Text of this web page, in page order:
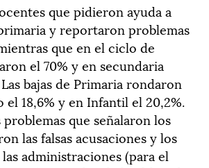
que pidieron ayuda a
y reportaron problemas
que en el ciclo de
el 70% y en secundaria
bajas de Primaria rondaron
el 18,6% y en Infantil el 20,2%.
que señalaron los
las falsas acusaciones y los
administraciones (para el